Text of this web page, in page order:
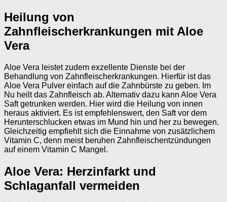
Heilung von
Zahnfleischerkrankungen mit Aloe
Vera
Aloe Vera leistet zudem exzellente Dienste bei der
Behandlung von Zahnfleischerkrankungen. Hierfür ist das
Aloe Vera Pulver einfach auf die Zahnbürste zu geben. Im
Nu heilt das Zahnfleisch ab. Alternativ dazu kann Aloe Vera
Saft getrunken werden. Hier wird die Heilung von innen
heraus aktiviert. Es ist empfehlenswert, den Saft vor dem
Herunterschlucken etwas im Mund hin und her zu bewegen.
Gleichzeitig empfiehlt sich die Einnahme von zusätzlichem
Vitamin C, denn meist beruhen Zahnfleischentzündungen
auf einem Vitamin C Mangel.
Aloe Vera: Herzinfarkt und
Schlaganfall vermeiden